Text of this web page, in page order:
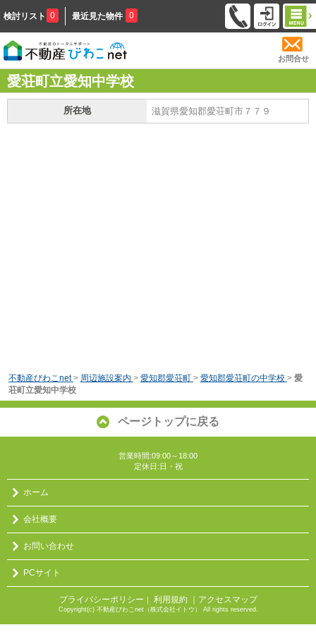
検討リスト 0 最近見た物件 0
お問合せ
愛荘町立愛知中学校
所在地 滋賀県愛知郡愛荘町市７７９
不動産びわこnet > 周辺施設案内 > 愛知郡愛荘町 > 愛知郡愛荘町の中学校 > 愛
荘町立愛知中学校
ページトップに戻る
営業時間:09:00～18:00
定休日:日・祝
ホーム
会社概要
お問い合わせ
PCサイト
プライバシーポリシー ｜ 利用規約 ｜アクセスマップ
Copyright(c) 不動産びわこnet（株式会社イトウ） All rights reserved.